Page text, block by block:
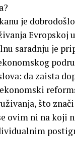
je
Evropskoj
saradnju je
da zaista
što
ovim ni na koji